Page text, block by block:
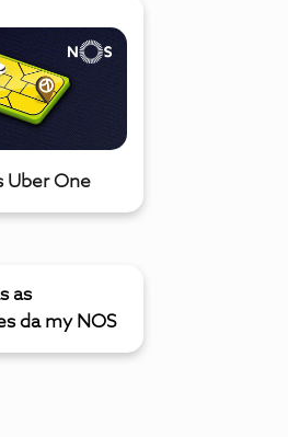
Uber One
as
da my NOS